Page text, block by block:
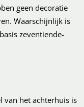
geen decoratie
Waarschijnlijk is
zeventiende-
van het achterhuis is